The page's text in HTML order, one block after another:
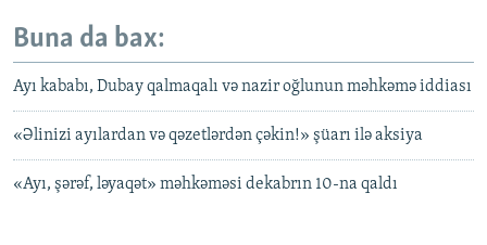
Buna da bax:
Ayı kababı, Dubay qalmaqalı və nazir oğlunun məhkəmə iddiası
«Əlinizi ayılardan və qəzetlərdən çəkin!» şüarı ilə aksiya
«Ayı, şərəf, ləyaqət» məhkəməsi dekabrın 10-na qaldı